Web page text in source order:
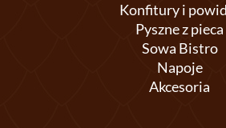
Konfitury i
Pyszne z pieca
Sowa Bistro
Napoje
Akcesoria